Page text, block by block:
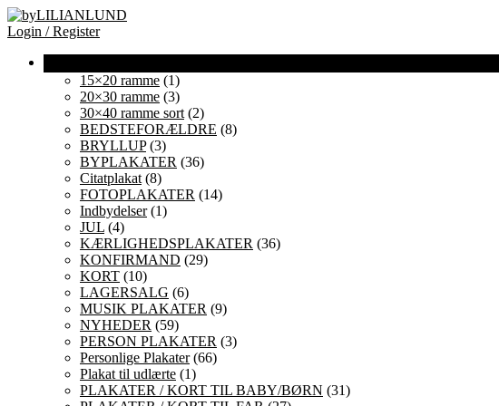
Login / Register
15×20 ramme (1)
20×30 ramme (3)
30×40 ramme sort (2)
BEDSTEFORÆLDRE (8)
BRYLLUP(3)
BYPLAKATER (36)
Citatplakat (8)
FOTOPLAKATER (14)
Indbydelser(1)
JUL (4)
KÆRLIGHEDSPLAKATER (36)
KONFIRMAND (29)
KORT (10)
LAGERSALG (6)
MUSIK PLAKATER (9)
NYHEDER (59)
PERSON PLAKATER (3)
Personlige Plakater(66)
Plakat til udlærte (1)
PLAKATER / KORT TIL BABY/BØRN (31)